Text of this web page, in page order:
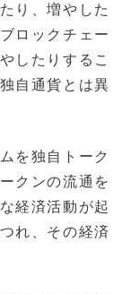
り、増やした
ロックチェー
したりするこ
自通貨とは異
を独自トーク
クンの流通を
経済活動が起
れ、その経済